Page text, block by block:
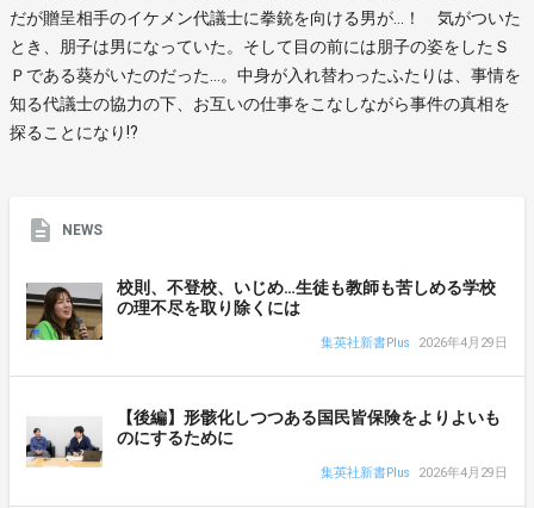
だが贈呈相手のイケメン代議士に拳銃を向ける男が…！ 気がついた
とき、朋子は男になっていた。そして目の前には朋子の姿をしたＳ
Ｐである葵がいたのだった…。中身が入れ替わったふたりは、事情を
知る代議士の協力の下、お互いの仕事をこなしながら事件の真相を
探ることになり!?
NEWS
校則、不登校、いじめ…生徒も教師も苦しめる学校
の理不尽を取り除くには
集英社新書Plus 2026年4月29日
【後編】形骸化しつつある国民皆保険をよりよいも
のにするために
集英社新書Plus 2026年4月29日